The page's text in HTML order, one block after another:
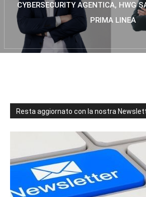
CYBERSECURITY AGENTICA, HWG
PRIMA LINEA
Resta aggiornato con la nostra